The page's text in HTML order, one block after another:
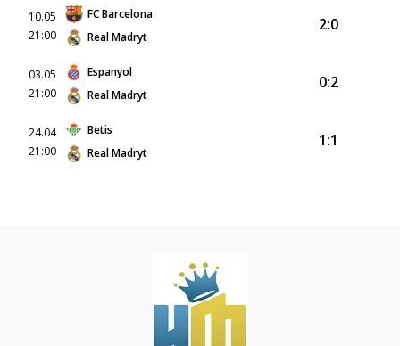
10.05
21:00
FC Barcelona
Real Madryt
2:0
03.05
21:00
Espanyol
Real Madryt
0:2
24.04
21:00
Betis
Real Madryt
1:1